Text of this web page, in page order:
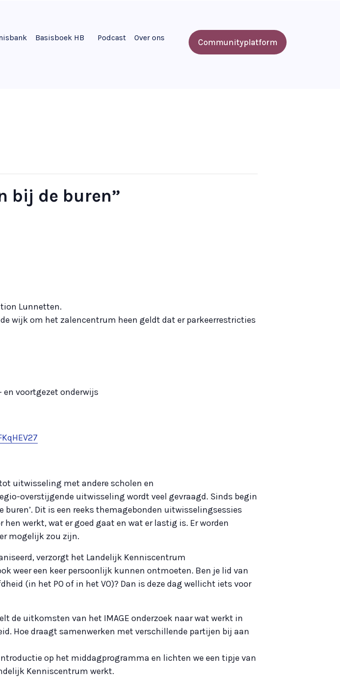
Basisboek HB Podcast Over ons Communityplatform
bij de buren”
Lunnetten.
wijk om het zalencentrum heen geldt dat er parkeerrestricties
voortgezet onderwijs
uitwisseling met andere scholen en
overstijgende uitwisseling wordt veel gevraagd. Sinds begin
Dit is een reeks themagebonden uitwisselingsessies
werkt, wat er goed gaat en wat er lastig is. Er worden
mogelijk zou zijn.
verzorgt het Landelijk Kenniscentrum
weer een keer persoonlijk kunnen ontmoeten. Ben je lid van
(in het PO of in het VO)? Dan is deze dag wellicht iets voor
de uitkomsten van het IMAGE onderzoek naar wat werkt in
Hoe draagt samenwerken met verschillende partijen bij aan
op het middagprogramma en lichten we een tipje van
Kenniscentrum werkt.